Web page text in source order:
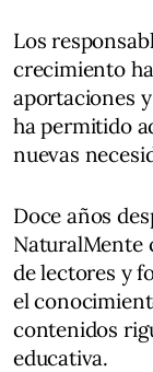
Los
crecimiento
aportaciones
ha permitido
nuevas
Doce años
NaturalMente
de lectores y
el
contenidos
educativa.